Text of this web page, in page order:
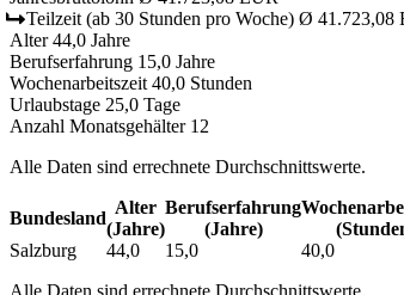
Teilzeit (ab 30 Stunden pro Woche) Ø 41.723,08
Alter 44,0 Jahre
Berufserfahrung 15,0 Jahre
Wochenarbeitszeit 40,0 Stunden
Urlaubstage 25,0 Tage
Anzahl Monatsgehälter 12
Alle Daten sind errechnete Durchschnittswerte.
Bundesland
Alter
(Jahre)
Berufs­erfahrung
(Jahre)
Salzburg
44,0 15,0 40,0
Alle Daten sind errechnete Durchschnittswerte.